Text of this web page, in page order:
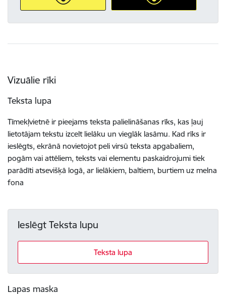
Vizuālie rīki
Teksta lupa
Tīmekļvietnē ir pieejams teksta palielināšanas rīks, kas ļauj
lietotājam tekstu izcelt lielāku un vieglāk lasāmu. Kad rīks ir
ieslēgts, ekrānā novietojot peli virsū teksta apgabaliem,
pogām vai attēliem, teksts vai elementu paskaidrojumi tiek
parādīti atsevišķā logā, ar lielākiem, baltiem, burtiem uz melna
fona
Ieslēgt Teksta lupu
Teksta lupa
Lapas maska